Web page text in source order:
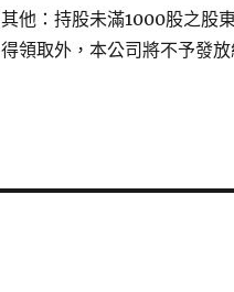
其他：持股未滿1000股之股
得領取外，本公司將不予發放